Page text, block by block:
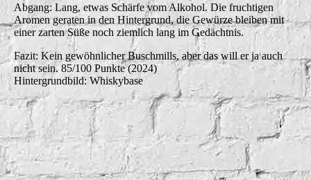
Abgang: Lang, etwas Schärfe vom Alkohol. Die fruchtigen
Aromen geraten in den Hintergrund, die Gewürze bleiben mit
einer zarten Süße noch ziemlich lang im Gedächtnis.
Fazit: Kein gewöhnlicher Buschmills, aber das will er ja auch
nicht sein. 85/100 Punkte (2024)
Hintergrundbild: Whiskybase